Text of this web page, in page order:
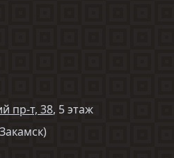
пр-т, 38, 5 этаж